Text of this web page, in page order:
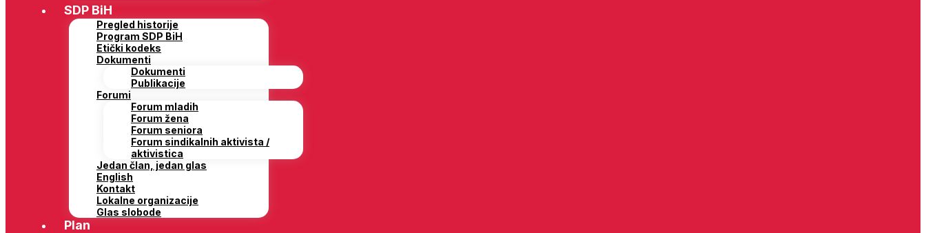
SDP BiH
Pregled historije
Program SDP BiH
Etički kodeks
Dokumenti
Dokumenti
Publikacije
Forumi
Forum mladih
Forum žena
Forum seniora
Forum sindikalnih aktivista /
aktivistica
Jedan član, jedan glas
English
Kontakt
Lokalne organizacije
Glas slobode
Plan